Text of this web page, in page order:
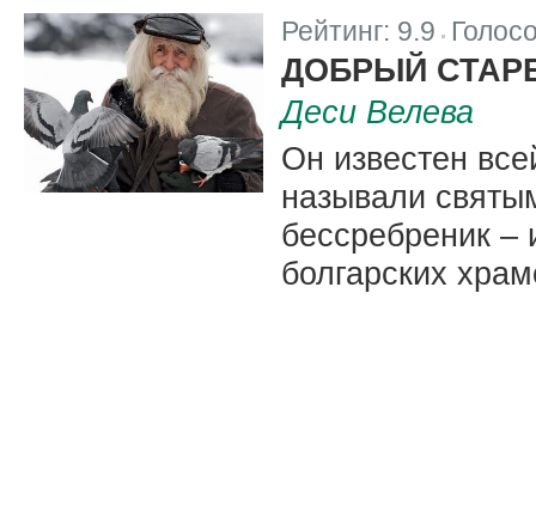
Рейтинг: 9.9
ДОБРЫЙ
Деси Велева
Он известен
называли
бессребреник –
болгарских